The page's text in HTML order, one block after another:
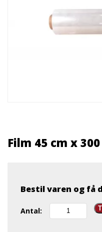
Film 45 cm x
Bestil varen og få
Antal:
Film
45